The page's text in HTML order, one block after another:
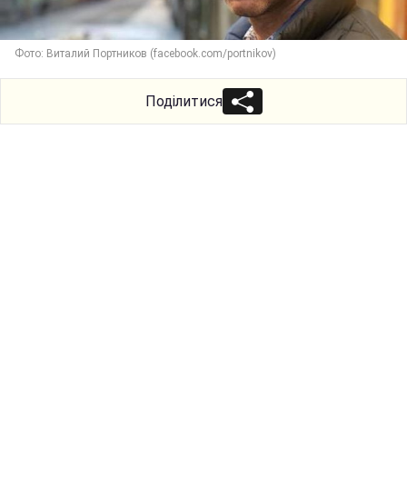
Фото: Виталий Портников (facebook.com/portnikov)
Поділитися